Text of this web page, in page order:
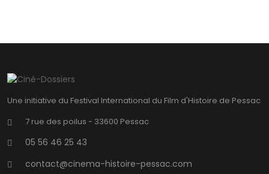
Une initiative du Festival International du Film d'Histoire de Pessac
7 rue des poilus - 33600 Pessac
05 56 46 25 43
contact@cinema-histoire-pessac.com